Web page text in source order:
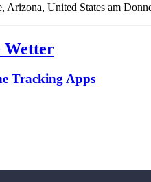
United States am
Wetter
Tracking Apps